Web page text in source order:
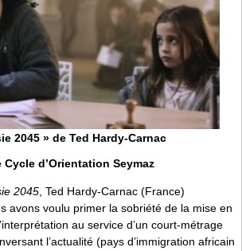
2045 » de Ted Hardy-Carnac
d’Orientation Seymaz
2045, Ted Hardy-Carnac (France)
avons voulu primer la sobriété de la mise en
au service d’un court-métrage
l’actualité (pays d’immigration africain